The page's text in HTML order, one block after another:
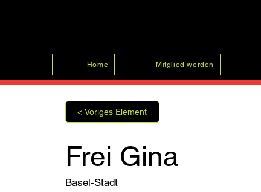
Home Mitglied werden
< Voriges Element
Frei Gina
Basel-Stadt